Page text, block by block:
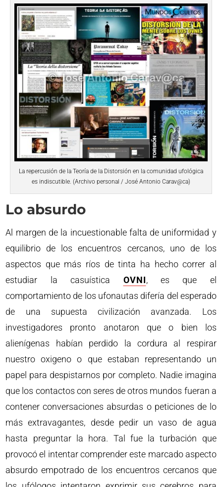
La repercusión de la Teoría de la Distorsión en la comunidad ufológica
es indiscutible. (Archivo personal / José Antonio Carav@ca)
Lo absurdo
Al margen de la incuestionable falta de uniformidad y
equilibrio de los encuentros cercanos, uno de los
aspectos que más ríos de tinta ha hecho correr al
estudiar la casuística OVNI, es que el
comportamiento de los ufonautas difería del esperado
de una supuesta civilización avanzada. Los
investigadores pronto anotaron que o bien los
alienígenas habían perdido la cordura al respirar
nuestro oxigeno o que estaban representando un
papel para despistarnos por completo. Nadie imagina
que los contactos con seres de otros mundos fueran a
contener conversaciones absurdas o peticiones de lo
más extravagantes, desde pedir un vaso de agua
hasta preguntar la hora. Tal fue la turbación que
provocó el intentar comprender este marcado aspecto
absurdo empotrado de los encuentros cercanos que